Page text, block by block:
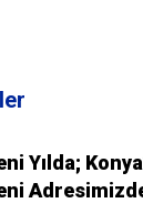
Yılda;